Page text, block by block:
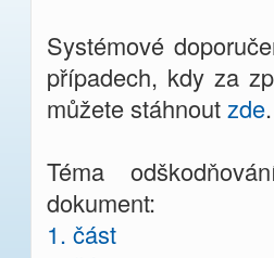
Systémové
případech, kdy za
můžete stáhnoutzde.
Téma
dokument:
1. část